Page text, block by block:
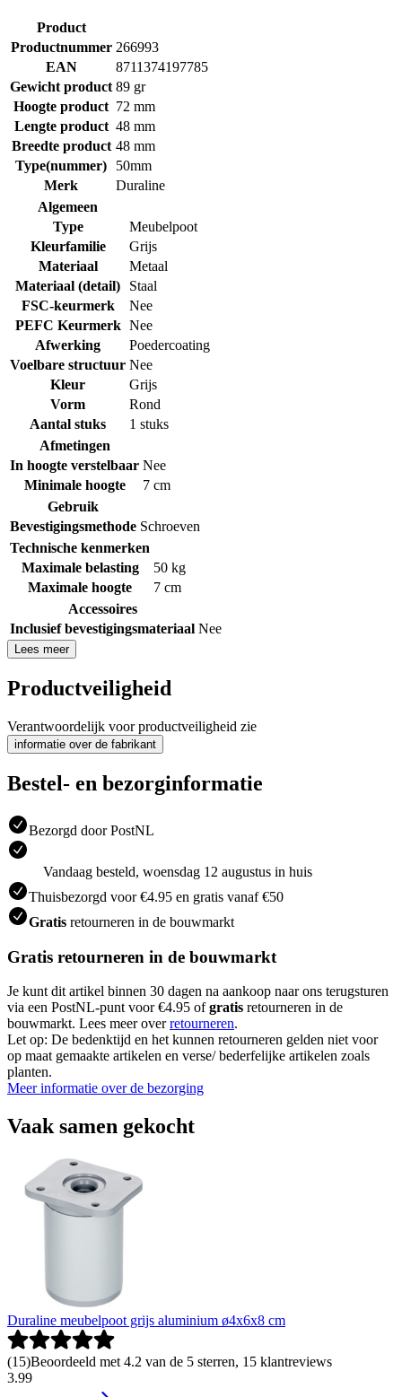
Product
Productnummer 266993
EAN
8711374197785
Gewicht product 89 gr
Hoogte product 72 mm
Lengte product 48 mm
Breedte product 48 mm
Type(nummer)
50mm
Merk
Duraline
Algemeen
Type
Meubelpoot
Kleurfamilie
Grijs
Materiaal
Metaal
Materiaal (detail)
Staal
FSC-keurmerk
Nee
PEFC Keurmerk Nee
Afwerking
Poedercoating
Voelbare structuur Nee
Kleur
Grijs
Vorm
Rond
Aantal stuks
1 stuks
Afmetingen
In hoogte verstelbaar Nee
Minimale hoogte
7 cm
Gebruik
Bevestigingsmethode Schroeven
Technische kenmerken
Maximale belasting
50 kg
Maximale hoogte
7 cm
Accessoires
Inclusief bevestigingsmateriaal Nee
Lees meer
Productveiligheid
Verantwoordelijk voor productveiligheid zie
informatie over de fabrikant
Bestel- en bezorginformatie
Bezorgd door PostNL
Vandaag besteld, woensdag 12 augustus in huis
Thuisbezorgd voor €4.95 en gratis vanaf €50
Gratis retourneren in de bouwmarkt
Gratis retourneren in de bouwmarkt
Je kunt dit artikel binnen 30 dagen na aankoop naar ons terugsturen
via een PostNL-punt voor €4.95 ofgratis retourneren in de
bouwmarkt. Lees meer overretourneren.
Let op: De bedenktijd en het kunnen retourneren gelden niet voor
op maat gemaakte artikelen en verse/ bederfelijke artikelen zoals
planten.
Meer informatie over de bezorging
Vaak samen gekocht
Duraline meubelpoot grijs aluminium ø4x6x8 cm
(15)Beoordeeld met 4.2 van de 5 sterren, 15 klantreviews
3.99